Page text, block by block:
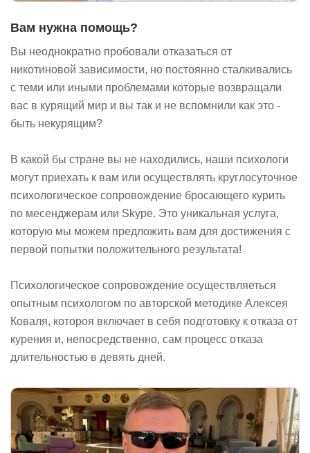
Вам нужна помощь?
Вы неоднократно пробовали отказаться от
никотиновой зависимости, но постоянно сталкивались
с теми или иными проблемами которые возвращали
вас в курящий мир и вы так и не вспомнили как это -
быть некурящим?
В какой бы стране вы не находились, наши психологи
могут приехать к вам или осуществлять круглосуточное
психологическое сопровождение бросающего курить
по месенджерам или Skype. Это уникальная услуга,
которую мы можем предложить вам для достижения с
первой попытки положительного результата!
Психологическое сопровождение осуществляеться
опытным психологом по авторской методике Алексея
Коваля, котороя включает в себя подготовку к отказа от
курения и, непосредственно, сам процесс отказа
длительностью в девять дней.